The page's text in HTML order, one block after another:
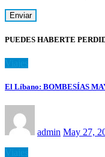
PUEDES HABERTE
El Líbano: BOMBESÍAS
admin May 27,